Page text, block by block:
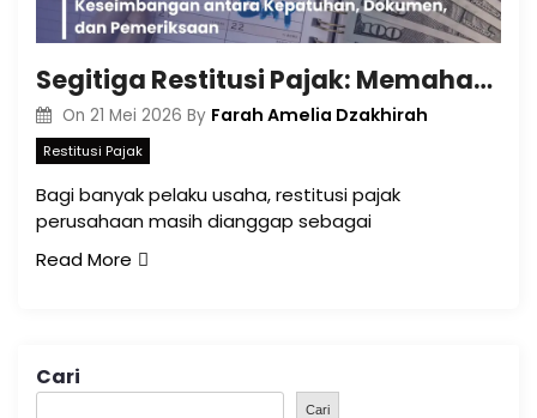
Segitiga Restitusi Pajak: Memahami Keseimbangan antara Kepatuhan, Dokumen, dan Pemeriksaan
On 21 Mei 2026 By Farah Amelia Dzakhirah
Restitusi Pajak
Bagi banyak pelaku usaha, restitusi pajak
perusahaan masih dianggap sebagai
Read More
Cari
Cari